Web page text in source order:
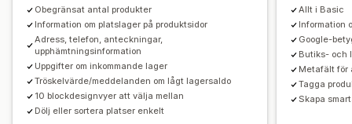
Obegränsat antal produkter
Information om platslager på produktsidor
Adress, telefon, anteckningar,
upphämtningsinformation
Uppgifter om inkommande lager
Tröskelvärde/meddelanden om lågt lagersaldo
10 blockdesignvyer att välja mellan
Dölj eller sortera platser enkelt
Allt i Basic
Information
Google-
Butiks- och
Metafält för
Tagga
Skapa